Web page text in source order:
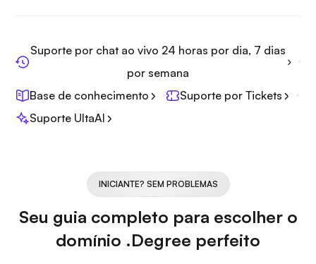
Suporte por chat ao vivo 24 horas por dia, 7 dias
por semana
Base de conhecimento
Suporte por Tickets
Suporte UltaAI
INICIANTE? SEM PROBLEMAS
Seu guia completo para escolher o
domínio .Degree perfeito